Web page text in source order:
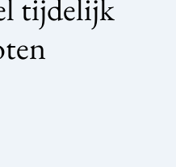
tijdelijk